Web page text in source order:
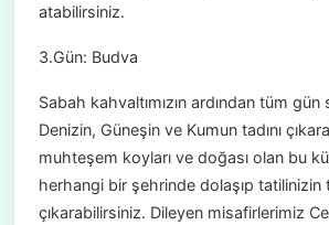
atabilirsiniz.
3.Gün: Budva
Sabah kahvaltımızın ardından tüm
Denizin, Güneşin ve Kumun tadını
muhteşem koyları ve doğası olan bu
herhangi bir şehrinde dolaşıp tatilinizin
çıkarabilirsiniz. Dileyen misafirlerimiz